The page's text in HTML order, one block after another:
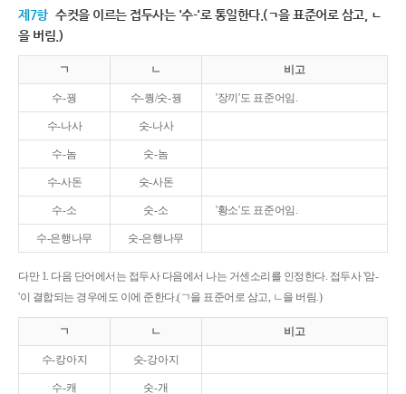
제7항 수컷을 이르는 접두사는 '수-'로 통일한다.(ㄱ을 표준어로 삼고, ㄴ
을 버림.)
ㄱ ㄴ 비고
수-꿩 수-퀑/숫-꿩 '장끼'도 표준어임.
수-나사 숫-나사
수-놈 숫-놈
수-사돈 숫-사돈
수-소 숫-소 '황소'도 표준어임.
수-은행나무 숫-은행나무
다만 1. 다음 단어에서는 접두사 다음에서 나는 거센소리를 인정한다. 접두사 '암-
'이 결합되는 경우에도 이에 준한다.(ㄱ을 표준어로 삼고, ㄴ을 버림.)
ㄱ ㄴ 비고
수-캉아지 숫-강아지
수-캐 숫-개